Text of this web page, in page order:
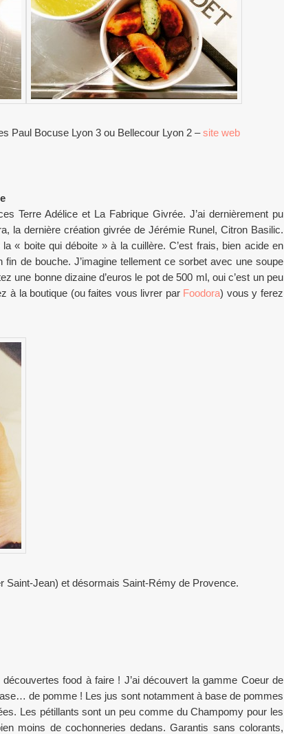
Paul Bocuse Lyon 3 ou Bellecour Lyon 2 –site web
Terre Adélice et La Fabrique Givrée. J’ai dernièrement pu
la dernière création givrée de Jérémie Runel, Citron Basilic.
« boite qui déboite » à la cuillère. C’est frais, bien acide en
de bouche. J’imagine tellement ce sorbet avec une soupe
une bonne dizaine d’euros le pot de 500 ml, oui c’est un peu
à la boutique (ou faites vous livrer par Foodora) vous y ferez
Saint-Jean) et désormais Saint-Rémy de Provence.
food à faire ! J’ai découvert la gamme Coeur de
de pomme ! Les jus sont notamment à base de pommes
Les pétillants sont un peu comme du Champomy pour les
moins de cochonneries dedans. Garantis sans colorants,